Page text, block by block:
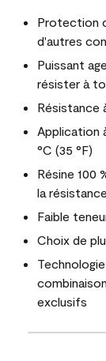
Protection
d'autres
Puissant
résister à
Résistance
Application
°C (35 °F)
Résine 100
la
Faible
Choix de
exclusifs